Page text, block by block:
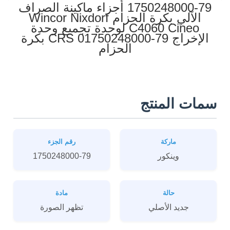
1750248000-79 أجزاء ماكينة الصراف
الآلي بكرة الحزام Wincor Nixdorf
C4060 Cineo لوحدة تجميع وحدة
الإخراج CRS 01750248000-79 بكرة
الحزام
سمات المنتج
ماركة
وينكور
رقم الجزء
1750248000-79
حالة
جديد الأصلي
مادة
تظهر الصورة